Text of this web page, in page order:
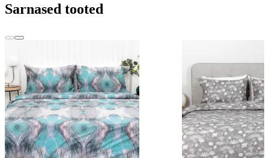
Sarnased tooted